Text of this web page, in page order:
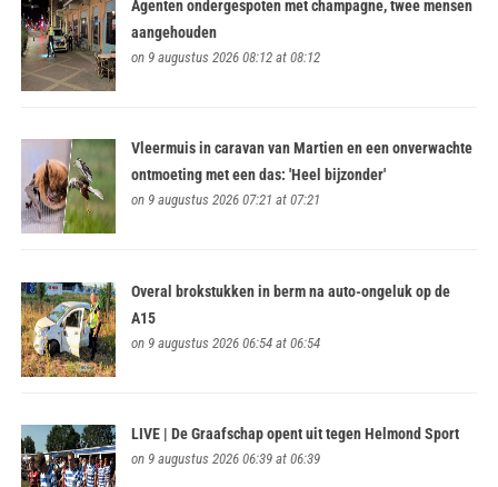
Agenten ondergespoten met champagne, twee mensen
aangehouden
on 9 augustus 2026 08:12 at 08:12
Vleermuis in caravan van Martien en een onverwachte
ontmoeting met een das: 'Heel bijzonder'
on 9 augustus 2026 07:21 at 07:21
Overal brokstukken in berm na auto-ongeluk op de
A15
on 9 augustus 2026 06:54 at 06:54
LIVE | De Graafschap opent uit tegen Helmond Sport
on 9 augustus 2026 06:39 at 06:39